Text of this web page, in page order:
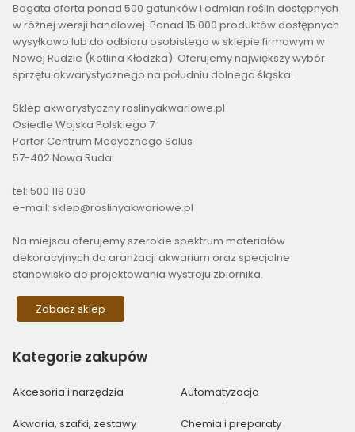
Bogata oferta ponad 500 gatunków i odmian roślin dostępnych
w różnej wersji handlowej. Ponad 15 000 produktów dostępnych
wysyłkowo lub do odbioru osobistego w sklepie firmowym w
Nowej Rudzie (Kotlina Kłodzka). Oferujemy największy wybór
sprzętu akwarystycznego na południu dolnego śląska.
Sklep akwarystyczny roslinyakwariowe.pl
Osiedle Wojska Polskiego 7
Parter Centrum Medycznego Salus
57-402 Nowa Ruda
tel: 500 119 030
e-mail: sklep@roslinyakwariowe.pl
Na miejscu oferujemy szerokie spektrum materiałów
dekoracyjnych do aranżacji akwarium oraz specjalne
stanowisko do projektowania wystroju zbiornika.
Zobacz sklep
Kategorie zakupów
Akcesoria i narzędzia Automatyzacja
Akwaria, szafki, zestawy Chemia i preparaty